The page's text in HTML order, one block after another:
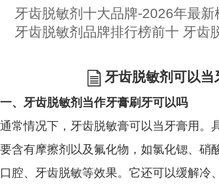
牙齿脱敏剂十大品牌-2026年最新
牙齿脱敏剂品牌排行榜前十 牙齿
牙齿脱敏剂可以当
一、牙齿脱敏剂当作牙膏刷牙可以吗
通常情况下，牙齿脱敏膏可以当牙膏用。
要含有摩擦剂以及氟化物，如氯化锶、硝
口腔、牙齿脱敏等效果。它还可以缓解冷